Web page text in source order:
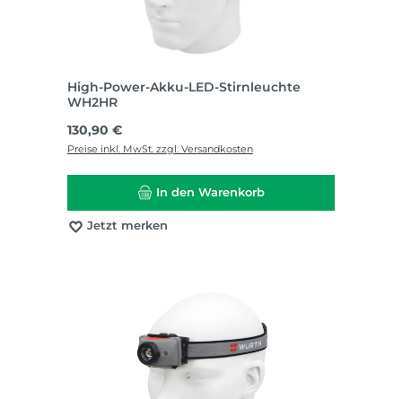
High-Power-Akku-LED-Stirnleuchte
WH2HR
Regulärer Preis:
130,90 €
Preise inkl. MwSt. zzgl. Versandkosten
In den Warenkorb
Jetzt merken